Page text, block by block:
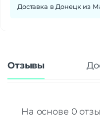
Доставка в Донецк из
Отзывы
На основе 0